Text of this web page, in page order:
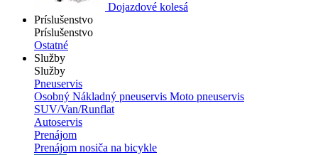
Dojazdové kolesá
Príslušenstvo
Príslušenstvo
Ostatné
Služby
Služby
Pneuservis
Osobný Nákladný pneuservis Moto pneuservis
SUV/Van/Runflat
Autoservis
Prenájom
Prenájom nosiča na bicykle